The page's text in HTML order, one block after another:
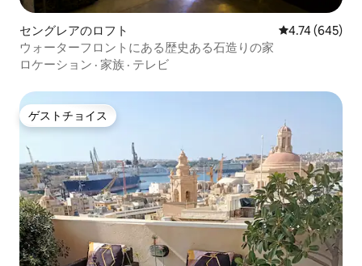
セングレアのロフト レビュー645
4.74 (645)
ウォーターフロントにある歴史ある石造りの家
ロケーション · 家族 · テレビ
ゲストチョイス
ゲストチョイス